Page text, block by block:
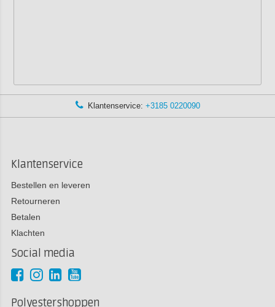
Klantenservice: +3185 0220090
Klantenservice
Bestellen en leveren
Retourneren
Betalen
Klachten
Social media
Polyestershoppen